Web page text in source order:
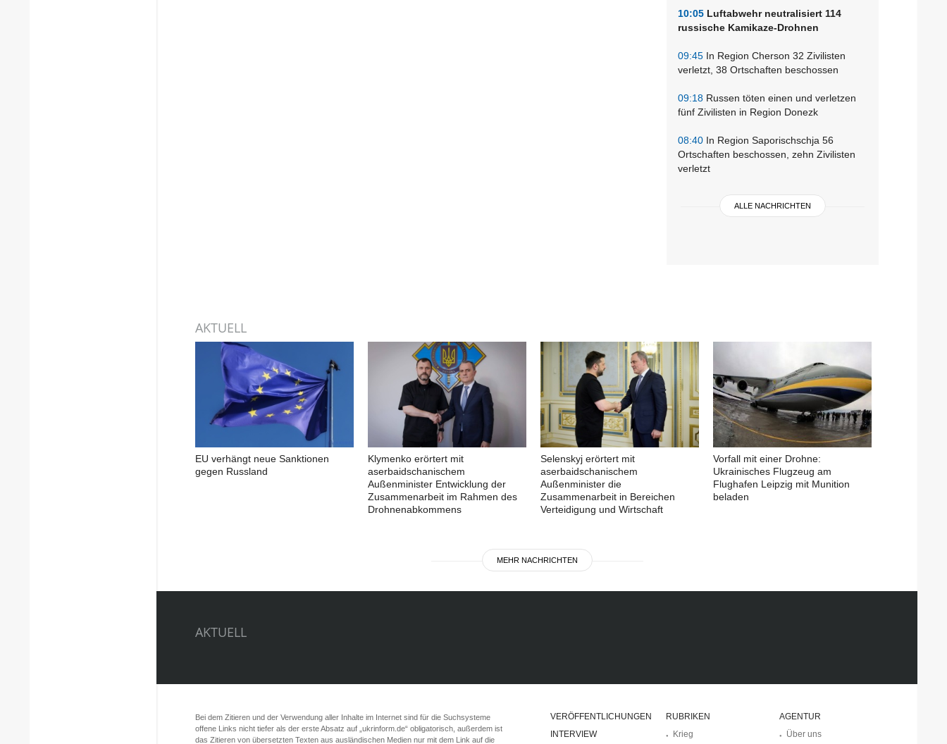
10:05 Luftabwehr neutralisiert 114
russische Kamikaze-Drohnen
09:45 In Region Cherson 32 Zivilisten
verletzt, 38 Ortschaften beschossen
09:18 Russen töten einen und verletzen
fünf Zivilisten in Region Donezk
08:40 In Region Saporischschja 56
Ortschaften beschossen, zehn Zivilisten
verletzt
ALLE NACHRICHTEN
AKTUELL
EU verhängt neue Sanktionen
gegen Russland
Klymenko erörtert mit
aserbaidschanischem
Außenminister Entwicklung der
Zusammenarbeit im Rahmen des
Drohnenabkommens
Selenskyj erörtert mit
aserbaidschanischem
Außenminister die
Zusammenarbeit in Bereichen
Verteidigung und Wirtschaft
Vorfall mit einer Drohne:
Ukrainisches Flugzeug am
Flughafen Leipzig mit Munition
beladen
MEHR NACHRICHTEN
AKTUELL
RUBRIKEN
Krieg
AGENTUR
Über uns
VERÖFFENTLICHUNGEN
INTERVIEW
Bei dem Zitieren und der Verwendung aller Inhalte im Internet sind für die Suchsysteme
offene Links nicht tiefer als der erste Absatz auf „ukrinform.de“ obligatorisch, außerdem ist
das Zitieren von übersetzten Texten aus ausländischen Medien nur mit dem Link auf die